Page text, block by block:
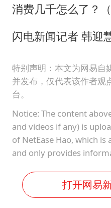
消费几千怎么了？（
闪电新闻记者 韩迎
特别声明：本文为网易自
并发布，仅代表该作者观
台。
Notice: The content
and videos if any) is
of NetEase Hao, which
and only provides
打开网易